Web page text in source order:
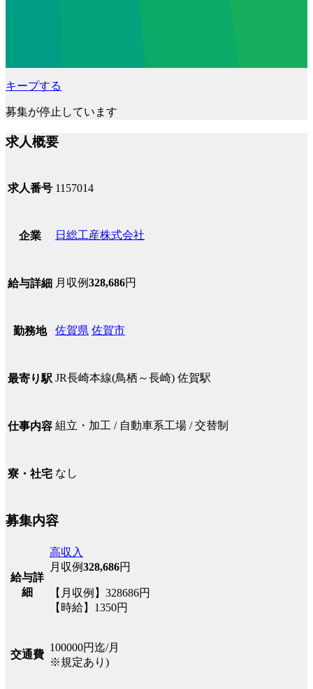
キープする
募集が停止しています
求人概要
求人番号 1157014
企業 日総工産株式会社
給与詳細 月収例328,686円
勤務地 佐賀県 佐賀市
最寄り駅 JR長崎本線(鳥栖～長崎) 佐賀駅
仕事内容 組立・加工 / 自動車系工場 / 交替制
寮・社宅 なし
募集内容
給与詳
細
高収入
月収例328,686円
【月収例】328686円
【時給】1350円
交通費
100000円迄/月
※規定あり)